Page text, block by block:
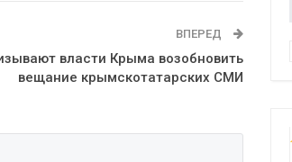
ВПЕРЕД
власти Крыма возобновить
вещание крымскотатарских СМИ